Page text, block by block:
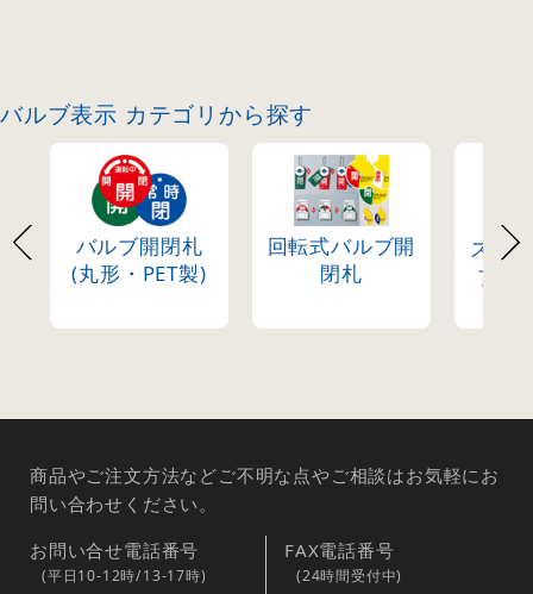
バルブ表示 カテゴリから探す
バルブ開閉札
(丸形・PET製)
回転式バルブ開
閉札
スラ
ブ開
商品やご注文方法などご不明な点やご相談はお気軽にお
問い合わせください。
お問い合せ電話番号
(平日10-12時/13-17時)
FAX電話番号
(24時間受付中)